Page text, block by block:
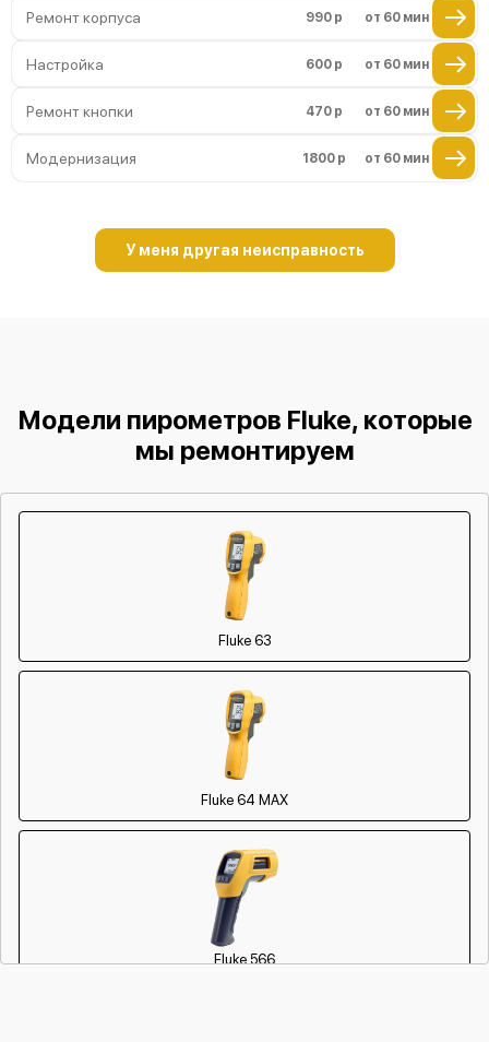
Ремонт корпуса 990 р от 60 мин
Настройка 600 р от 60 мин
Ремонт кнопки 470 р от 60 мин
Модернизация 1800 р от 60 мин
У меня другая неисправность
Модели пирометров Fluke, которые
мы ремонтируем
Fluke 63
Fluke 64 MAX
Fluke 566